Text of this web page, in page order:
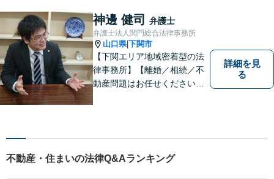
応。【地域に根差した弁護
士】何かお困りごとがござい
ましたらお一人で考え込ま
ず、ご相談下さい。
神邊 健司 弁護士
弁護士法人関門総合法律事務所
山口県|下関市
【下関エリア地域密着型の法
律事務所】【離婚／相続／不
動産問題はお任せください】
りの声を大切にし、適切な解
詳細を見
る
不動産・住まいの法律Q&Aランキング